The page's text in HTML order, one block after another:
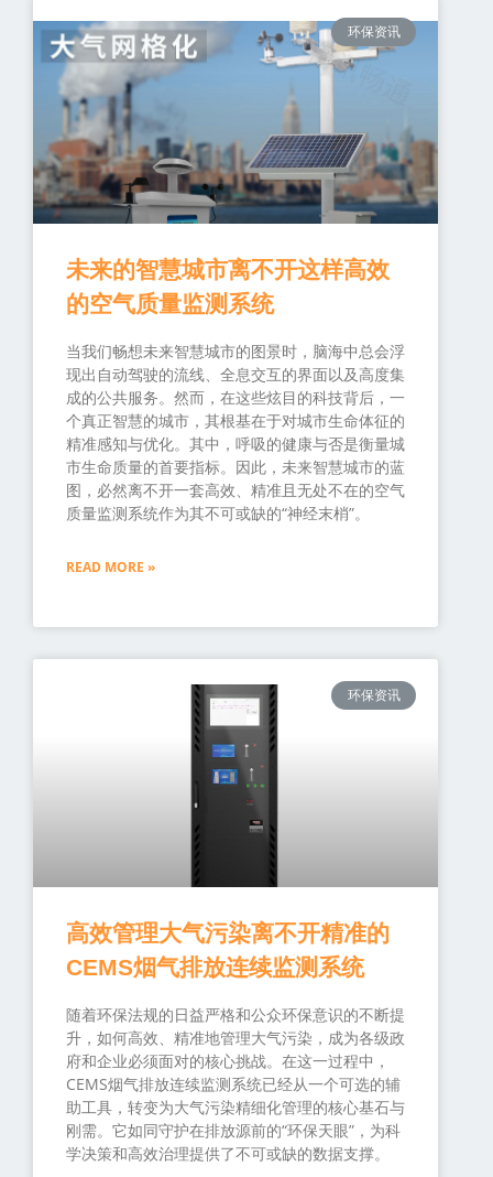
环保资讯
未来的智慧城市离不开这样高效
的空气质量监测系统
当我们畅想未来智慧城市的图景时，脑海中总会浮
现出自动驾驶的流线、全息交互的界面以及高度集
成的公共服务。然而，在这些炫目的科技背后，一
个真正智慧的城市，其根基在于对城市生命体征的
精准感知与优化。其中，呼吸的健康与否是衡量城
市生命质量的首要指标。因此，未来智慧城市的蓝
图，必然离不开一套高效、精准且无处不在的空气
质量监测系统作为其不可或缺的“神经末梢”。
READ MORE »
环保资讯
高效管理大气污染离不开精准的
CEMS烟气排放连续监测系统
随着环保法规的日益严格和公众环保意识的不断提
升，如何高效、精准地管理大气污染，成为各级政
府和企业必须面对的核心挑战。在这一过程中，
CEMS烟气排放连续监测系统已经从一个可选的辅
助工具，转变为大气污染精细化管理的核心基石与
刚需。它如同守护在排放源前的“环保天眼”，为科
学决策和高效治理提供了不可或缺的数据支撑。